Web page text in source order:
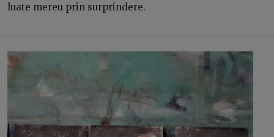
luate mereu prin surprindere.